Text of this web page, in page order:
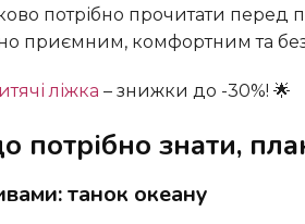
потрібно прочитати перед
приємним, комфортним та
ліжка – знижки до -30%! 🌟
знати,
танок океану